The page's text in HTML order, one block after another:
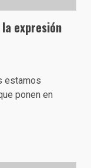
expresión
estamos
ponen en